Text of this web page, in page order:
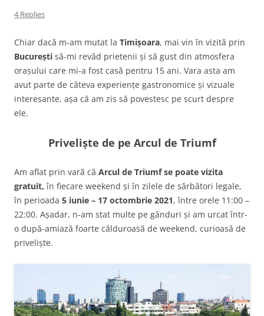
4 Replies
Chiar dacă m-am mutat la Timișoara, mai vin în vizită prin
București să-mi revăd prietenii și să gust din atmosfera
orașului care mi-a fost casă pentru 15 ani. Vara asta am
avut parte de câteva experiențe gastronomice și vizuale
interesante, așa că am zis să povestesc pe scurt despre
ele.
Priveliște de pe Arcul de Triumf
Am aflat prin vară că Arcul de Triumf se poate vizita
gratuit, în fiecare weekend și în zilele de sărbători legale,
în perioada 5 iunie – 17 octombrie 2021, între orele 11:00 –
22:00. Așadar, n-am stat multe pe gânduri și am urcat într-
o după-amiază foarte călduroasă de weekend, curioasă de
priveliște.